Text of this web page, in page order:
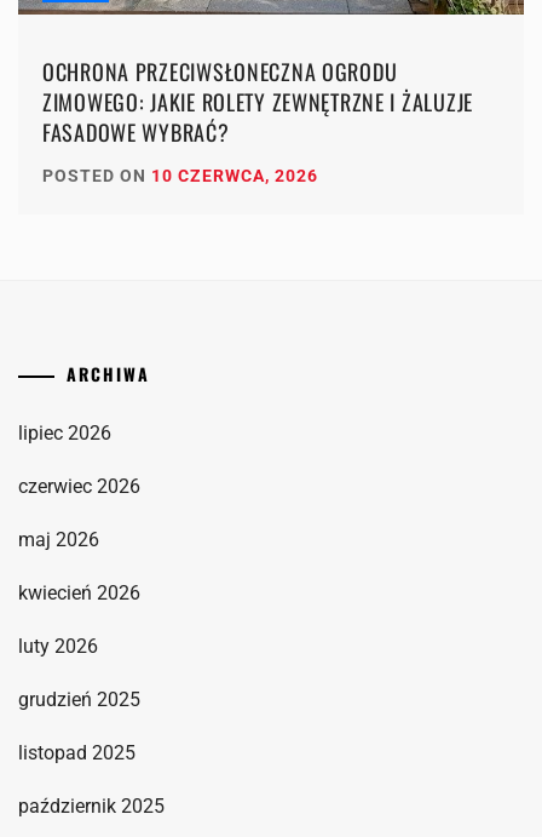
OCHRONA PRZECIWSŁONECZNA OGRODU
ZIMOWEGO: JAKIE ROLETY ZEWNĘTRZNE I ŻALUZJE
FASADOWE WYBRAĆ?
POSTED ON 10 CZERWCA, 2026
ARCHIWA
lipiec 2026
czerwiec 2026
maj 2026
kwiecień 2026
luty 2026
grudzień 2025
listopad 2025
październik 2025